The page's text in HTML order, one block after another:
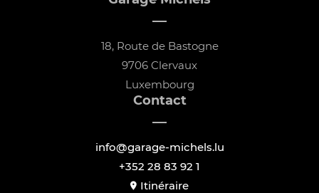
18, Route de Bastogne
9706 Clervaux
Luxembourg
Contact
info@garage-michels.lu
+352 28 83 92 1
Itinéraire